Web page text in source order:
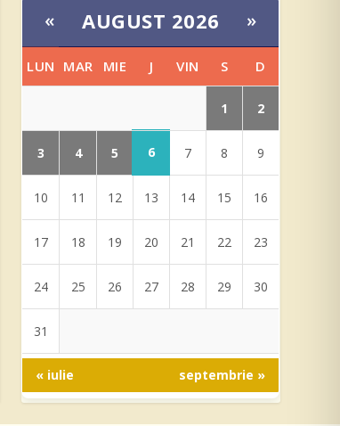
« AUGUST 2026 »
LUN MAR MIE J VIN S D
1 2
3 4 5 6 7 8 9
10 11 12 13 14 15 16
17 18 19 20 21 22 23
24 25 26 27 28 29 30
31
« iulie septembrie »